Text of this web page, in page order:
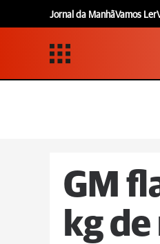
Jornal da ManhãVamos Ler
GM
kg